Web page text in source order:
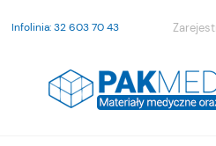
Infolinia: 32 603 70 43